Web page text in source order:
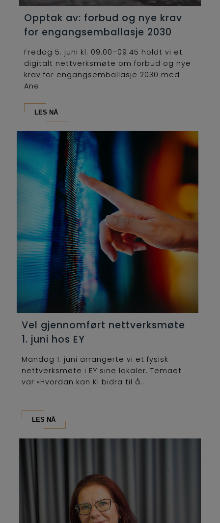
Opptak av: forbud og nye krav
for engangsemballasje 2030
Fredag 5. juni kl. 09.00–09.45 holdt vi et
digitalt nettverksmøte om forbud og nye
krav for engangsemballasje 2030 med
Ane...
LES NÅ
Vel gjennomført nettverksmøte
1. juni hos EY
Mandag 1. juni arrangerte vi et fysisk
nettverksmøte i EY sine lokaler. Temaet
var «Hvordan kan KI bidra til å...
LES NÅ